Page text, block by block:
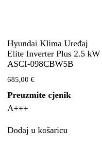
Hyundai Klima Uređaj
Elite Inverter Plus 2.5 kW
ASCI-098CBW5B
685,00 €
Preuzmite cjenik
A+++
Dodaj u košaricu